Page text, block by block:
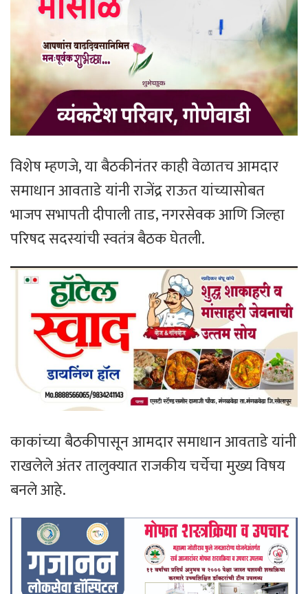
​विशेष म्हणजे, या बैठकीनंतर काही वेळातच आमदार
समाधान आवताडे यांनी राजेंद्र राऊत यांच्यासोबत
भाजप सभापती दीपाली ताड, नगरसेवक आणि जिल्हा
परिषद सदस्यांची स्वतंत्र बैठक घेतली.
काकांच्या बैठकीपासून आमदार समाधान आवताडे यांनी
राखलेले अंतर तालुक्यात राजकीय चर्चेचा मुख्य विषय
बनले आहे.